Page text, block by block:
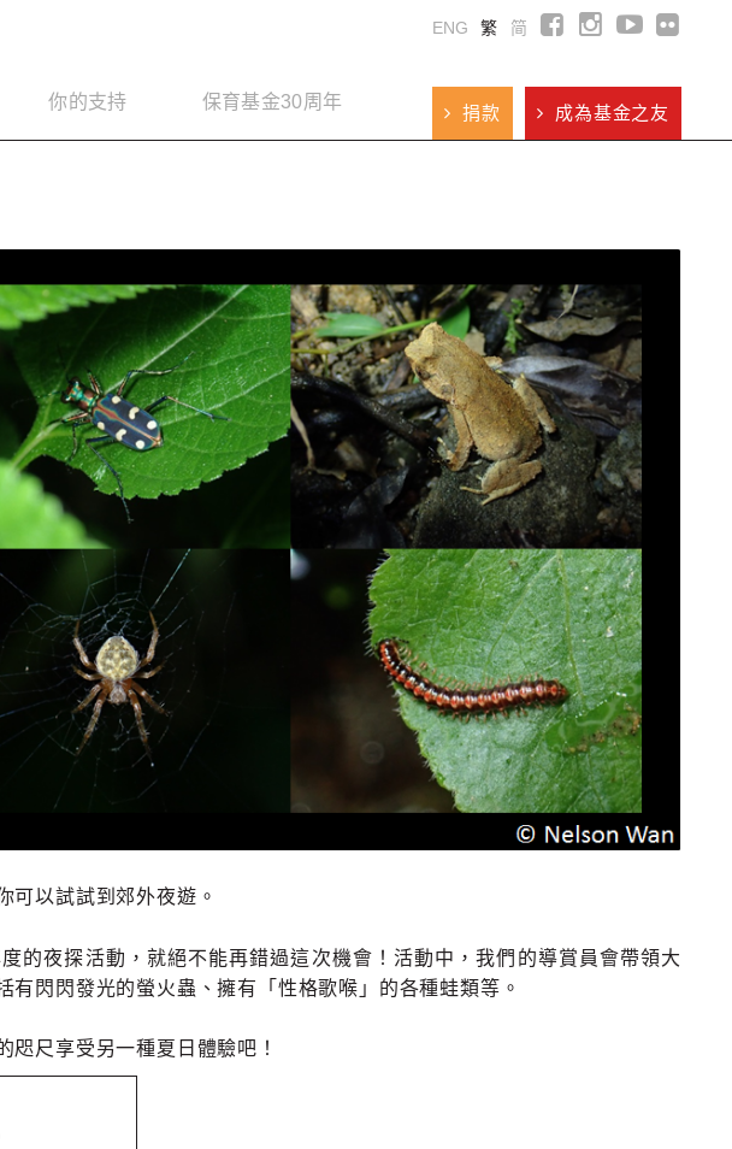
ENG 繁 简
你的支持 保育基金30周年
成為基金之友
捐款
可以試試到郊外夜遊。
的夜探活動，就絕不能再錯過這次機會！活動中，我們的導賞員會帶領大
閃閃發光的螢火蟲、擁有「性格歌喉」的各種蛙類等。
尺享受另一種夏日體驗吧！